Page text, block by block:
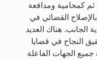
ثم كمحامية ومدافعة
القضائي في
الجانب. هناك العديد
النجاح في قضايا
الجهات الفاعلة